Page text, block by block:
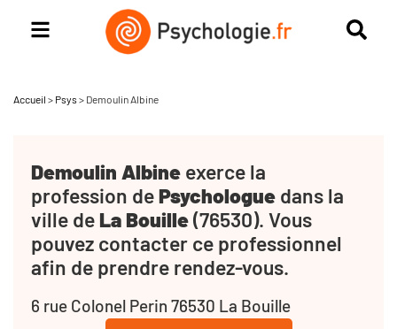
Accueil > Psys > Demoulin Albine
Demoulin Albine exerce la
profession dePsychologue dans la
ville de La Bouille(76530). Vous
pouvez contacter ce professionnel
afin de prendre rendez-vous.
6 rue Colonel Perin 76530 La Bouille